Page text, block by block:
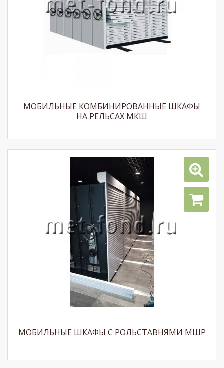
МОБИЛЬНЫЕ КОМБИНИРОВАННЫЕ ШКАФЫ
НА РЕЛЬСАХ МКШ
МОБИЛЬНЫЕ ШКАФЫ С РОЛЬСТАВНЯМИ МШР